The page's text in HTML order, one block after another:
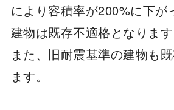
により容積率が200%に下が
建物は既存不適格となります
また、旧耐震基準の建物も
ます。